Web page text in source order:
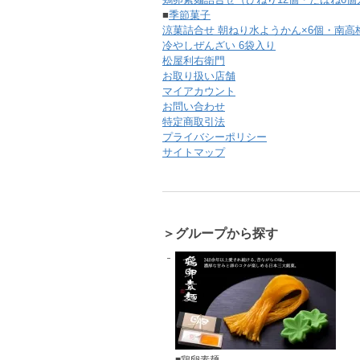
■季節菓子
涼菓詰合せ 朝ねり水ようかん×6個・南高
冷やしぜんざい 6袋入り
松屋利右衛門
お取り扱い店舗
マイアカウント
お問い合わせ
特定商取引法
プライバシーポリシー
サイトマップ
＞グループから探す